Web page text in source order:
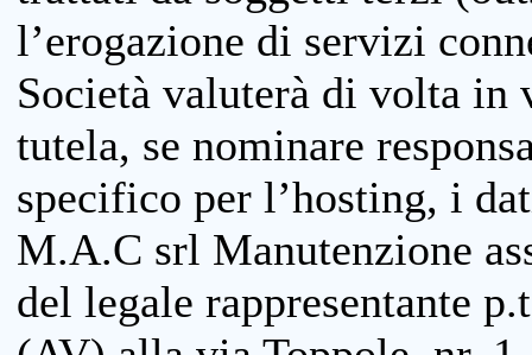
l’erogazione di servizi
Società valuterà di volta in
tutela, se nominare
specifico per l’hosting, i
M.A.C srl Manutenzione
del legale rappresentante